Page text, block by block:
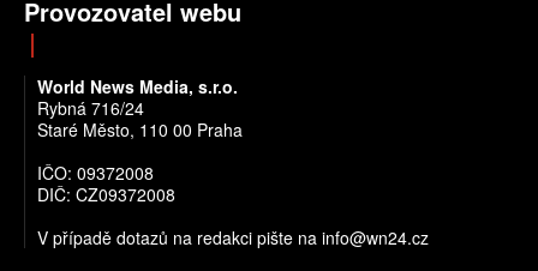
Provozovatel webu
World News Media, s.r.o.
Rybná 716/24
Staré Město, 110 00 Praha
IČO: 09372008
DIČ: CZ09372008
V případě dotazů na redakci pište na info@wn24.cz